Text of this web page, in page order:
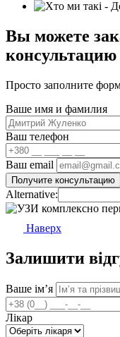
Вы можете
консультацию
Просто заполните
Ваше имя и фамилия
Ваш телефон
Ваш email
Alternative:
Наверх
Залишити
Ваше імʼя
Лікар